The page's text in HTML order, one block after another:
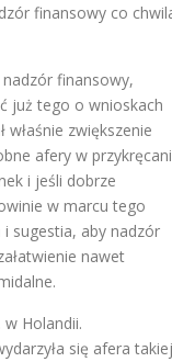
finansowy co
finansowy,
już tego o wnioskach
właśnie zwiększenie
afery w
i jeśli dobrze
w marcu tego
sugestia, aby nadzór
nawet
Holandii.
się afera takiej